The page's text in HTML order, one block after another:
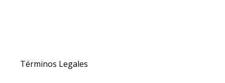
Términos Legales